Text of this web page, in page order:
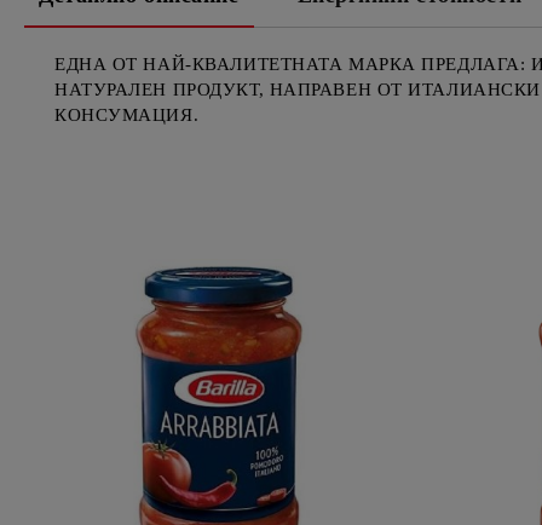
ЕДНА ОТ НАЙ-КВАЛИТЕТНАТА МАРКА ПРЕДЛАГА:
НАТУРАЛЕН ПРОДУКТ, НАПРАВЕН ОТ
КОНСУМАЦИЯ.